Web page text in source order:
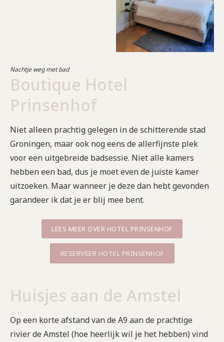
Nachtje weg met bad
Boutique Hotel
Prinsenhof
Niet alleen prachtig gelegen in de schitterende stad
Groningen, maar ook nog eens de allerfijnste plek
voor een uitgebreide badsessie. Niet alle kamers
hebben een bad, dus je moet even de juiste kamer
uitzoeken. Maar wanneer je deze dan hebt gevonden
garandeer ik dat je er blij mee bent.
LEES MEER OVER HOTEL PRINSENHOF
RESERVEER HOTEL PRINSENHOF
Huisjes aan de Amstel
Op een korte afstand van de A9 aan de prachtige
rivier de Amstel (hoe heerlijk wil je het hebben) vind